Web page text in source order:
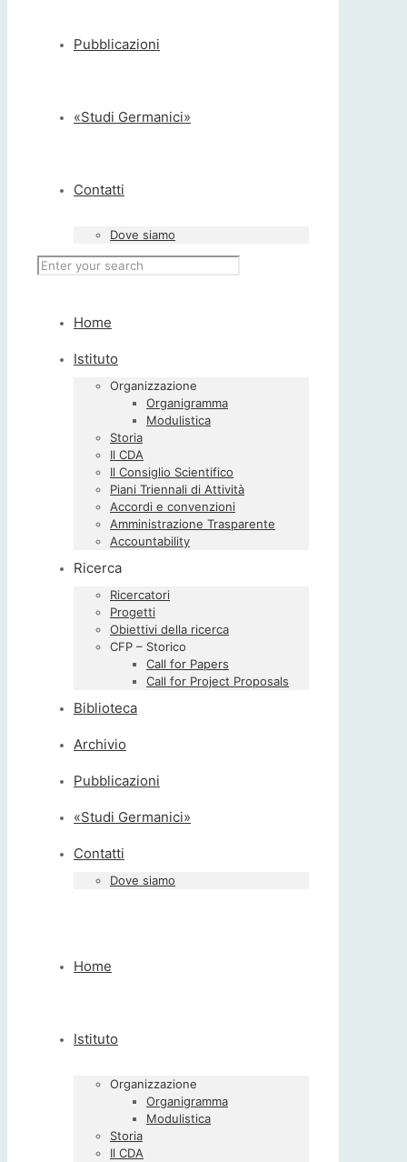
Pubblicazioni
«Studi Germanici»
Contatti
Dove siamo
Home
Istituto
Organizzazione
Organigramma
Modulistica
Storia
Il CDA
Il Consiglio Scientifico
Piani Triennali di Attività
Accordi e convenzioni
Amministrazione Trasparente
Accountability
Ricerca
Ricercatori
Progetti
Obiettivi della ricerca
CFP – Storico
Call for Papers
Call for Project Proposals
Biblioteca
Archivio
Pubblicazioni
«Studi Germanici»
Contatti
Dove siamo
Home
Istituto
Organizzazione
Organigramma
Modulistica
Storia
Il CDA